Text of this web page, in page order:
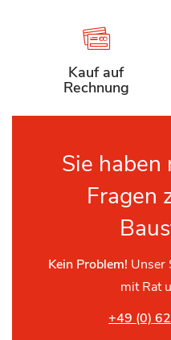
Kauf auf
Rechnung
Sie
Fragen
Kein Problem! Unser
mit Rat
+49 (0)